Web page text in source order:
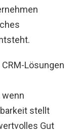
Lösungen
wenn
stellt
Gut